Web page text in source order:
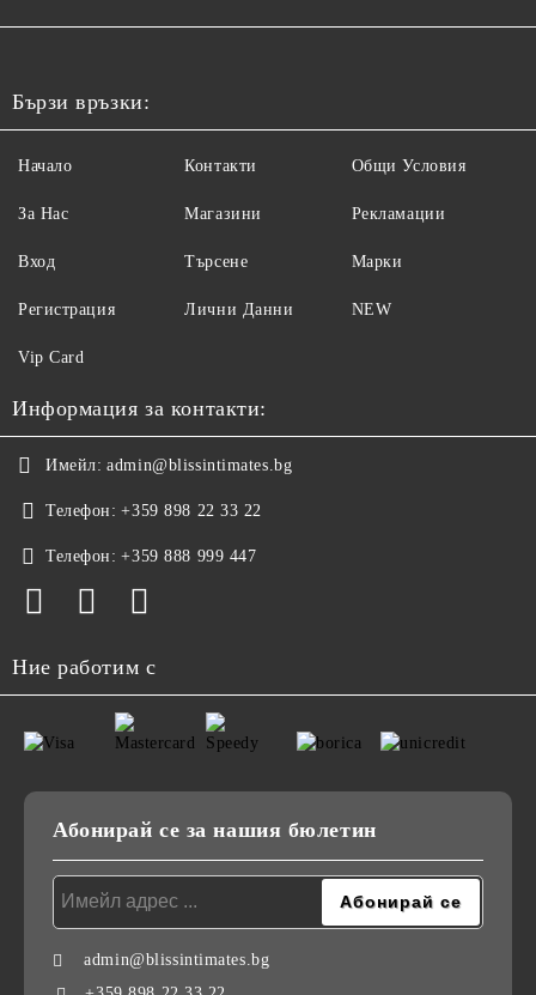
Бързи връзки:
Начало
За Нас
Вход
Регистрация
Контакти
Магазини
Търсене
Лични Данни
Общи Условия
Рекламации
Марки
NEW
Vip Card
Информация за контакти:
Имейл: admin@blissintimates.bg
Телефон: +359 898 22 33 22
Телефон: +359 888 999 447
Ние работим с
Абонирай се за нашия бюлетин
admin@blissintimates.bg